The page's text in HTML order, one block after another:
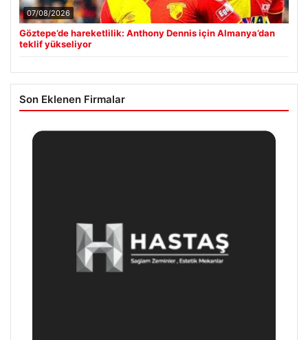
07/08/2026
Göztepe’de hareketlilik: Anthony Dennis için Almanya’dan
teklif yükseliyor
Son Eklenen Firmalar